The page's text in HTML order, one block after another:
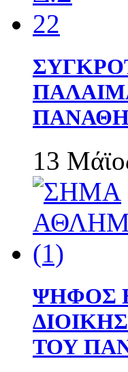
13
ΨΗΦΟΣ
ΤΟΥ